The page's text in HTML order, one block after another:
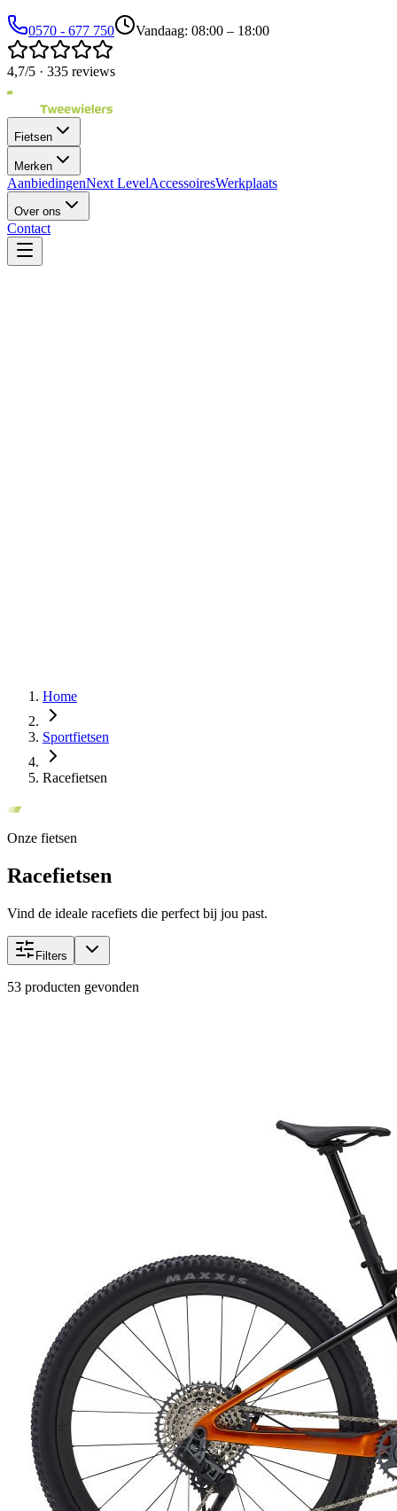
0570 - 677 750 Vandaag: 08:00 – 18:00
4,7/5 · 335 reviews
Fietsen
Merken
AanbiedingenNext LevelAccessoiresWerkplaats
Over ons
Contact
Home
Sportfietsen
Racefietsen
Onze fietsen
Racefietsen
Vind de ideale racefiets die perfect bij jou past.
Filters
53 producten gevonden